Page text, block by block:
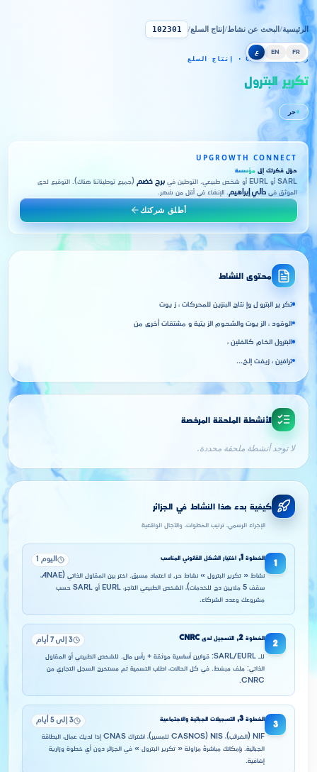
FR
EN ع
الرئيسية/البحث عن نشاط/إنتاج السلع/
102301
رمز CNRC 102301 · إنتاج السلع
تكرير البترول
حر
UPGROWTH CONNECT
حوّل فكرتك إلى مؤسسة
SARL أو EURL أو شخص طبيعي. التوطين في برج خضم (جميع توطيناتنا هناك). التوقيع لدى
الموثق في دالي إبراهيم. الإنشاء في أقل من شهر.
أطلق شركتك
محتوى النشاط
تكر ير البترو ل وإ نتاج البنزين للمحركات ، ز يوت
الوقود ، الز يوت والشحوم الز يتية و مشتقات أخرى من
البترول الخام كالفلين ،
ترافين ، زيفت إلخ...
الأنشطة الملحقة المرخصة
لا توجد أنشطة ملحقة محددة.
كيفية بدء هذا النشاط في الجزائر
الإجراء الرسمي، ترتيب الخطوات، والآجال الواقعية
1
الخطوة 1
, اختيار الشكل القانوني المناسب اليوم 1
نشاط « تكرير البترول » نشاط حر, لا اعتماد مسبق. اختر بين المقاول الذاتي (ANAE،
سقف 5 ملايين دج للخدمات)، الشخص الطبيعي التاجر، EURL أو SARL حسب
مشروعك وعدد الشركاء.
2
الخطوة 2
, التسجيل لدى CNRC 3 إلى 7 أيام
للـ SARL/EURL: قوانين أساسية موثقة + رأس مال. للشخص الطبيعي أو المقاول
الذاتي: ملف مبسّط. في كل الحالات، اطلب التسمية ثم مستخرج السجل التجاري من
CNRC.
3
الخطوة 3
, التسجيلات الجبائية والاجتماعية 3 إلى 5 أيام
NIF (الضرائب)، NIS (CASNOS للمسير)، اشتراك CNAS إذا لديك عمال، البطاقة
الجبائية. بإمكانك مباشرةً مزاولة « تكرير البترول » في الجزائر دون أي خطوة وزارية
إضافية.